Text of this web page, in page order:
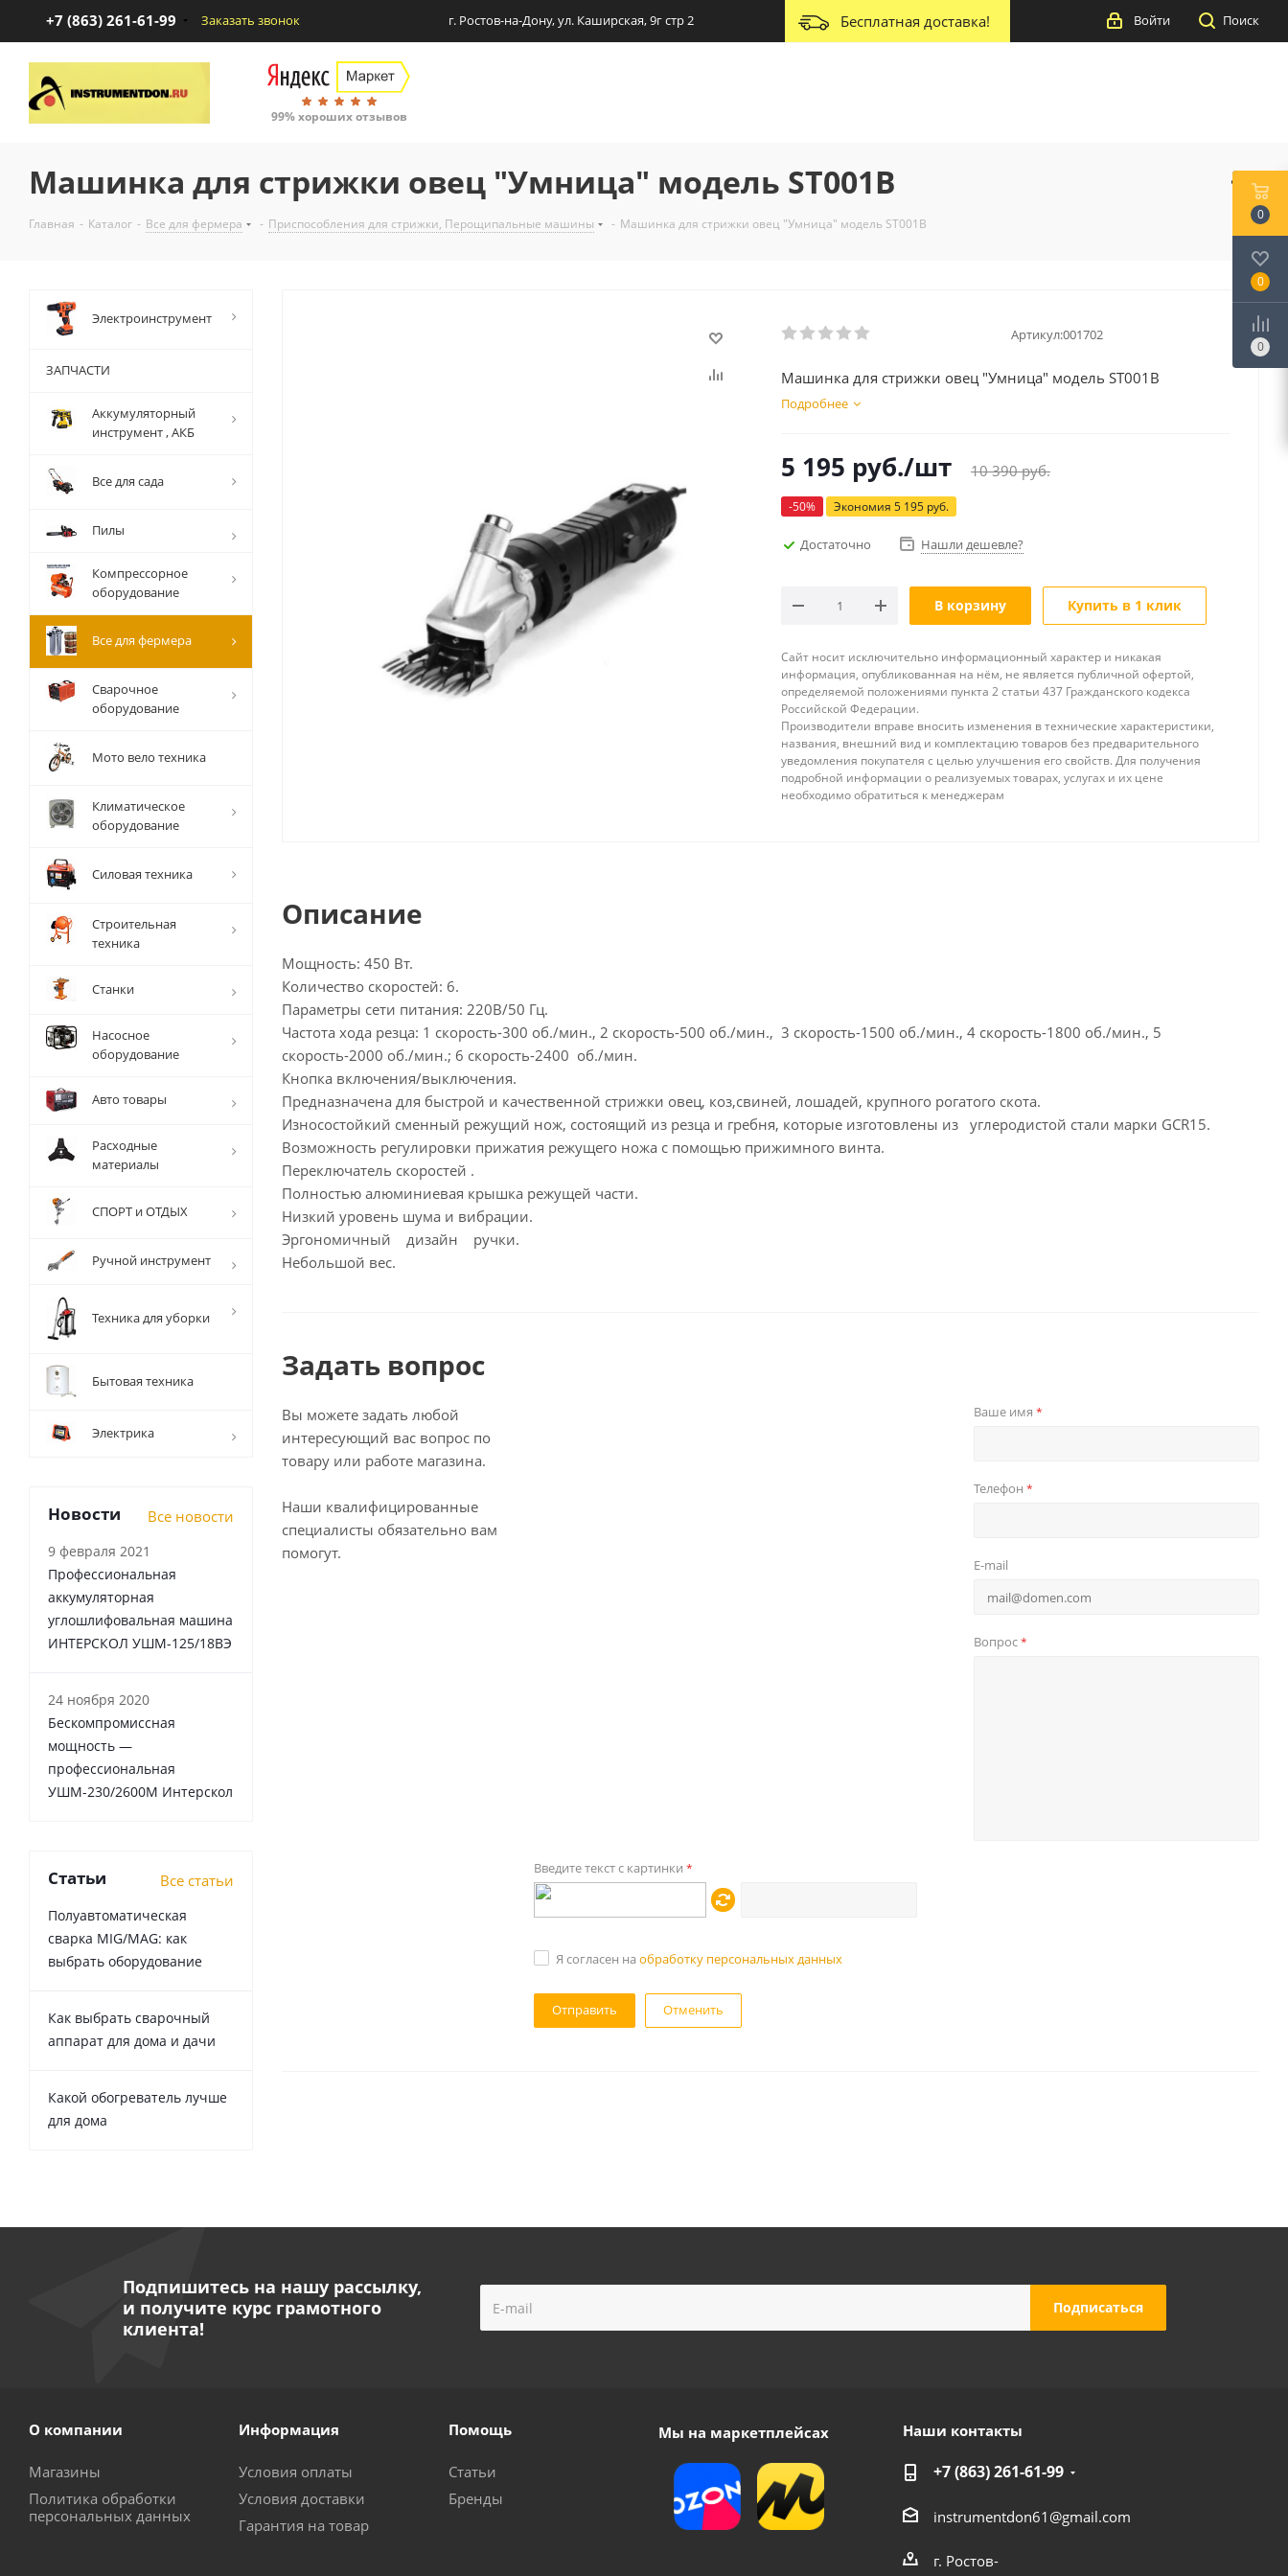
+7 (863) 261-61-99 Заказать звонок г. Ростов-на-Дону, ул. Каширская, 9г стр 2 Бесплатная доставка! Поиск
Войти
99% хороших отзывов
Машинка для стрижки овец "Умница" модель ST001В
Главная - Каталог - Все для фермера - Приспособления для стрижки, Перощипальные машины - Машинка для стрижки овец "Умница" модель ST001В
Артикул:001702
Машинка для стрижки овец "Умница" модель ST001В
Подробнее
5 195 руб./шт 10 390руб.
-50% Экономия 5 195 руб.
Достаточно Нашли дешевле?
В корзину Купить в 1 клик
Сайт носит исключительно информационный характер и никакая
информация, опубликованная на нём, не является публичной офертой,
определяемой положениями пункта 2 статьи 437 Гражданского кодекса
Российской Федерации.
Производители вправе вносить изменения в технические характеристики,
названия, внешний вид и комплектацию товаров без предварительного
уведомления покупателя с целью улучшения его свойств. Для получения
подробной информации о реализуемых товарах, услугах и их цене
необходимо обратиться к менеджерам
Описание
Мощность: 450 Вт.
Количество скоростей: 6.
Параметры сети питания: 220В/50 Гц.
Частота хода резца: 1 скорость-300 об./мин., 2 скорость-500 об./мин., 3 скорость-1500 об./мин., 4 скорость-1800 об./мин., 5
скорость-2000 об./мин.; 6 скорость-2400 об./мин.
Кнопка включения/выключения.
Предназначена для быстрой и качественной стрижки овец, коз,свиней, лошадей, крупного рогатого скота.
Износостойкий сменный режущий нож, состоящий из резца и гребня, которые изготовлены из углеродистой стали марки GCR15.
Возможность регулировки прижатия режущего ножа с помощью прижимного винта.
Переключатель скоростей .
Полностью алюминиевая крышка режущей части.
Низкий уровень шума и вибрации.
Эргономичный дизайн ручки.
Небольшой вес.
Задать вопрос
Вы можете задать любой
интересующий вас вопрос по
товару или работе магазина.
Наши квалифицированные
специалисты обязательно вам
помогут.
Ваше имя *
Телефон *
E-mail
Вопрос*
Введите текст с картинки *
Я согласен на обработку персональных данных
Отменить
Электроинструмент
ЗАПЧАСТИ
Аккумуляторный
инструмент , АКБ
Все для сада
Пилы
Компрессорное
оборудование
Все для фермера
Сварочное
оборудование
Мото вело техника
Климатическое
оборудование
Силовая техника
Строительная
техника
Станки
Насосное
оборудование
Авто товары
Расходные
материалы
СПОРТ и ОТДЫХ
Ручной инструмент
Техника для уборки
Бытовая техника
Электрика
Новости Все новости
9 февраля 2021
Профессиональная
аккумуляторная
углошлифовальная машина
ИНТЕРСКОЛ УШМ-125/18ВЭ
24 ноября 2020
Бескомпромиссная
мощность —
профессиональная
УШМ-230/2600М Интерскол
Статьи Все статьи
Полуавтоматическая
сварка MIG/MAG: как
выбрать оборудование
Как выбрать сварочный
аппарат для дома и дачи
Какой обогреватель лучше
для дома
Подпишитесь на нашу рассылку,
и получите курс грамотного
клиента!
О компании
Магазины
Политика обработки
персональных данных
Информация
Условия оплаты
Условия доставки
Гарантия на товар
Помощь
Статьи
Бренды
Мы на маркетплейсах Наши контакты
+7 (863) 261-61-99
instrumentdon61@gmail.com
г. Ростов-
0
0
0